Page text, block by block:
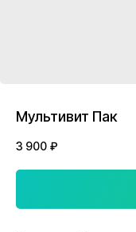
Мультивит Пак
3 900 ₽